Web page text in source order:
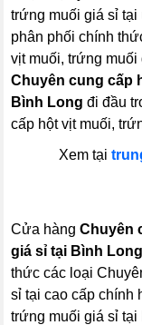
trứng muối giá sỉ tại
phân phối chính
vịt muối, trứng
Chuyên cung cấp
Bình Long đi đầu
cấp hột vịt muối,
Xem tại
Cửa hàngChuyên
giá sỉ tại Bình Long
thức các loại
sỉ tại cao cấp chính
trứng muối giá sỉ